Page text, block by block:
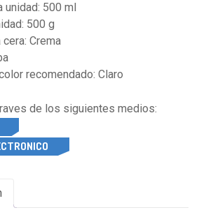
unidad: 500 ml
500 g
Crema
recomendado: Claro
de los siguientes medios: